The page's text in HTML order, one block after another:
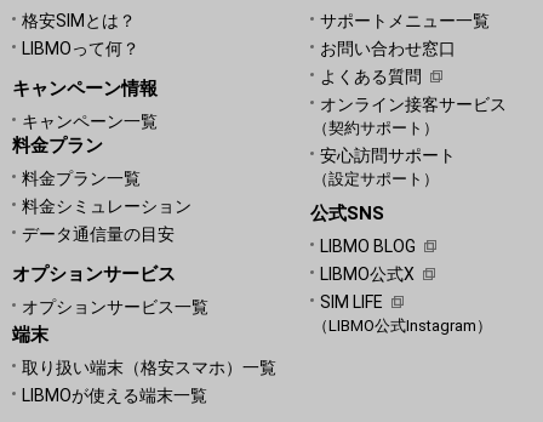
格安SIMとは？
LIBMOって何？
キャンペーン情報
キャンペーン一覧
料金プラン
料金プラン一覧
料金シミュレーション
データ通信量の目安
オプションサービス
オプションサービス一覧
端末
取り扱い端末（格安スマホ）一覧
LIBMOが使える端末一覧
サポートメニュー一覧
お問い合わせ窓口
よくある質問
オンライン接客サービス
（契約サポート）
安心訪問サポート
（設定サポート）
公式SNS
LIBMO BLOG
LIBMO公式X
SIM LIFE
（LIBMO公式Instagram）